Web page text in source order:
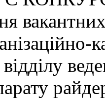
відділу